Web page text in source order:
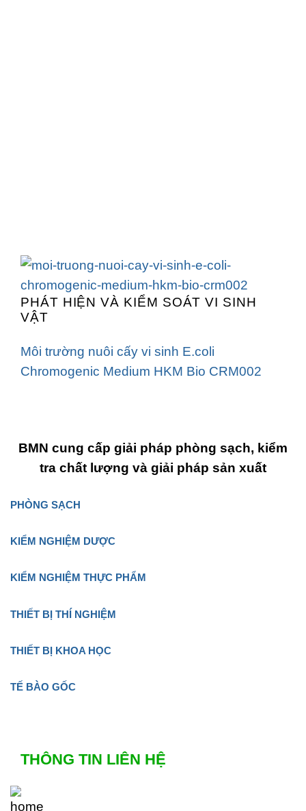
PHÁT HIỆN VÀ KIỂM SOÁT VI SINH
VẬT
Môi trường nuôi cấy vi sinh E.coli
Chromogenic Medium HKM Bio CRM002
BMN cung cấp giải pháp phòng sạch, kiểm
tra chất lượng và giải pháp sản xuất
PHÒNG SẠCH
KIỂM NGHIỆM DƯỢC
KIỂM NGHIỆM THỰC PHẨM
THIẾT BỊ THÍ NGHIỆM
THIẾT BỊ KHOA HỌC
TẾ BÀO GỐC
THÔNG TIN LIÊN HỆ